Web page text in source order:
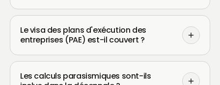
Le visa des plans d'exécution des
entreprises (PAE) est-il couvert ?
Les calculs parasismiques sont-ils